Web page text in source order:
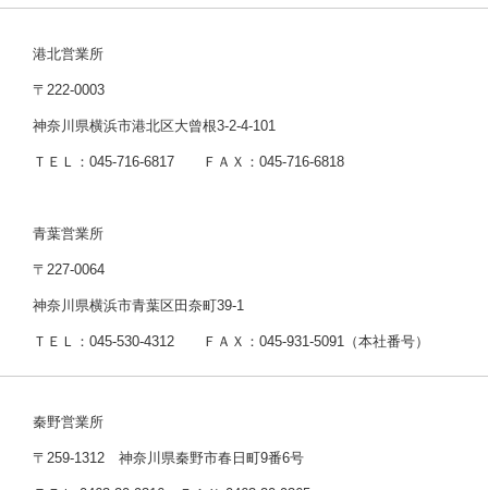
港北営業所
〒222-0003
神奈川県横浜市港北区大曾根3-2-4-101
ＴＥＬ：045-716-6817 ＦＡＸ：045-716-6818
青葉営業所
〒227-0064
神奈川県横浜市青葉区田奈町39-1
ＴＥＬ：045-530-4312 ＦＡＸ：045-931-5091（本社番号）
秦野営業所
〒259-1312 神奈川県秦野市春日町9番6号